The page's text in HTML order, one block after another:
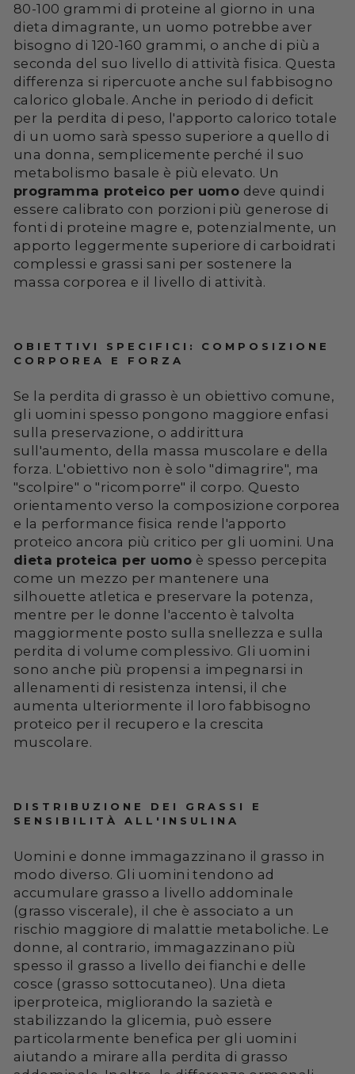
80-100 grammi di proteine al giorno in una
dieta dimagrante, un uomo potrebbe aver
bisogno di 120-160 grammi, o anche di più a
seconda del suo livello di attività fisica. Questa
differenza si ripercuote anche sul fabbisogno
calorico globale. Anche in periodo di deficit
per la perdita di peso, l'apporto calorico totale
di un uomo sarà spesso superiore a quello di
una donna, semplicemente perché il suo
metabolismo basale è più elevato. Un
programma proteico per uomo deve quindi
essere calibrato con porzioni più generose di
fonti di proteine magre e, potenzialmente, un
apporto leggermente superiore di carboidrati
complessi e grassi sani per sostenere la
massa corporea e il livello di attività.
OBIETTIVI SPECIFICI: COMPOSIZIONE
CORPOREA E FORZA
Se la perdita di grasso è un obiettivo comune,
gli uomini spesso pongono maggiore enfasi
sulla preservazione, o addirittura
sull'aumento, della massa muscolare e della
forza. L'obiettivo non è solo "dimagrire", ma
"scolpire" o "ricomporre" il corpo. Questo
orientamento verso la composizione corporea
e la performance fisica rende l'apporto
proteico ancora più critico per gli uomini. Una
dieta proteica per uomo è spesso percepita
come un mezzo per mantenere una
silhouette atletica e preservare la potenza,
mentre per le donne l'accento è talvolta
maggiormente posto sulla snellezza e sulla
perdita di volume complessivo. Gli uomini
sono anche più propensi a impegnarsi in
allenamenti di resistenza intensi, il che
aumenta ulteriormente il loro fabbisogno
proteico per il recupero e la crescita
muscolare.
DISTRIBUZIONE DEI GRASSI E
SENSIBILITÀ ALL'INSULINA
Uomini e donne immagazzinano il grasso in
modo diverso. Gli uomini tendono ad
accumulare grasso a livello addominale
(grasso viscerale), il che è associato a un
rischio maggiore di malattie metaboliche. Le
donne, al contrario, immagazzinano più
spesso il grasso a livello dei fianchi e delle
cosce (grasso sottocutaneo). Una dieta
iperproteica, migliorando la sazietà e
stabilizzando la glicemia, può essere
particolarmente benefica per gli uomini
aiutando a mirare alla perdita di grasso